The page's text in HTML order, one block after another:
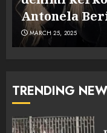
plagosën!
MARCH 25, 2025
TRENDING
1